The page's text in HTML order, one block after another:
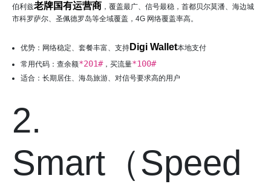
伯利兹老牌国有运营商 ，覆盖最广、信号最稳，首都贝尔莫潘、海边城
市科罗萨尔、圣佩德罗岛等全域覆盖，4G 网络覆盖率高。
优势：网络稳定、套餐丰富、支持 Digi Wallet本地支付
常用代码：查余额*201#，买流量*100#
适合：长期居住、海岛旅游、对信号要求高的用户
2.
Smart（Speed